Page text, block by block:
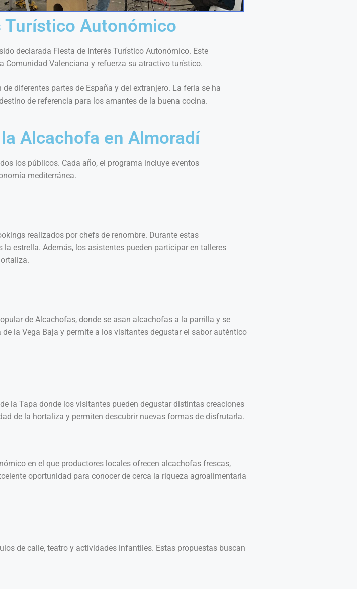
Turístico Autonómico
declarada Fiesta de Interés Turístico Autonómico. Este
Comunidad Valenciana y refuerza su atractivo turístico.
diferentes partes de España y del extranjero. La feria se ha
de referencia para los amantes de la buena cocina.
Alcachofa en Almoradí
los públicos. Cada año, el programa incluye eventos
mediterránea.
realizados por chefs de renombre. Durante estas
estrella. Además, los asistentes pueden participar en talleres
de Alcachofas, donde se asan alcachofas a la parrilla y se
la Vega Baja y permite a los visitantes degustar el sabor auténtico
la Tapa donde los visitantes pueden degustar distintas creaciones
de la hortaliza y permiten descubrir nuevas formas de disfrutarla.
en el que productores locales ofrecen alcachofas frescas,
oportunidad para conocer de cerca la riqueza agroalimentaria
de calle, teatro y actividades infantiles. Estas propuestas buscan